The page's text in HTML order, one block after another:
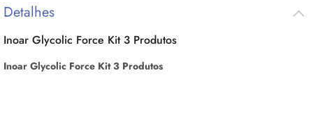
Detalhes
Inoar Glycolic Force Kit 3 Produtos
Inoar Glycolic Force Kit 3 Produtos